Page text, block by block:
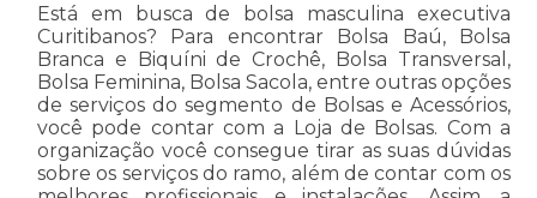
Está em busca de bolsa masculina executiva
Curitibanos? Para encontrar Bolsa Baú, Bolsa
Branca e Biquíni de Crochê, Bolsa Transversal,
Bolsa Feminina, Bolsa Sacola, entre outras opções
de serviços do segmento de Bolsas e Acessórios,
você pode contar com a Loja de Bolsas. Com a
organização você consegue tirar as suas dúvidas
sobre os serviços do ramo, além de contar com os